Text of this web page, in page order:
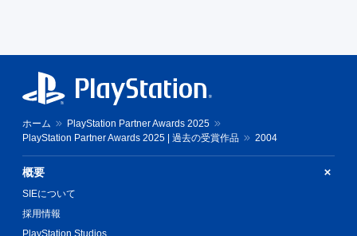
ホーム
PlayStation Partner Awards 2025
PlayStation Partner Awards 2025 | 過去の受賞作品
2004
概要
SIEについて
採用情報
PlayStation Studios